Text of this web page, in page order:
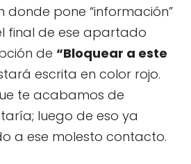
donde pone “información”
final de ese apartado
de “Bloquear a este
escrita en color rojo.
te acabamos de
luego de eso ya
a ese molesto contacto.